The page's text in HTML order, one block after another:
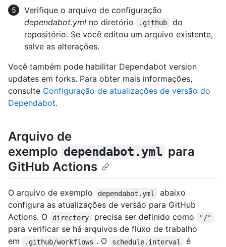
Verifique o arquivo de configuração
dependabot.yml no diretório .github
do
repositório. Se você editou um arquivo existente,
salve as alterações.
Você também pode habilitar Dependabot version
updates em forks. Para obter mais informações,
consulte Configuração de atualizações de versão do
Dependabot.
Arquivo de
exemplo dependabot.yml para
GitHub Actions
O arquivo de exemplo dependabot.yml
abaixo
configura as atualizações de versão para GitHub
Actions. O
directory precisa ser definido como "/"
para verificar se há arquivos de fluxo de trabalho
em
.github/workflows . O schedule.interval
é